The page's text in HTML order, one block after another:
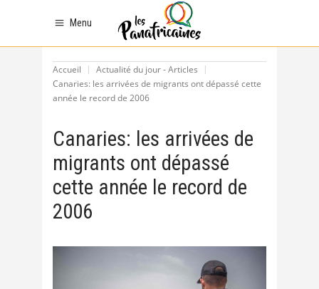
Menu
Accueil
Actualité du jour - Articles
Canaries: les arrivées de migrants ont dépassé cette
année le record de 2006
Canaries: les arrivées de
migrants ont dépassé
cette année le record de
2006